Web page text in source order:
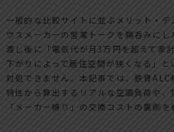
一般的な比較サイトに並ぶメリット・デ
ウスメーカーの営業トークを鵜呑みに
渡し後に「電気代が月3万円を超えて家
下がりによって居住空間が狭くなる」と
対処できません。本記事では、鉄骨ALC
特性から算出するリアルな空調負荷や、
「メーカー縛り」の交換コストの裏側を